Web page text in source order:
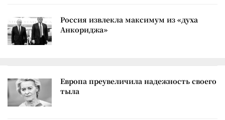
Россия извлекла максимум из «духа
Анкориджа»
Европа преувеличила надежность своего
тыла